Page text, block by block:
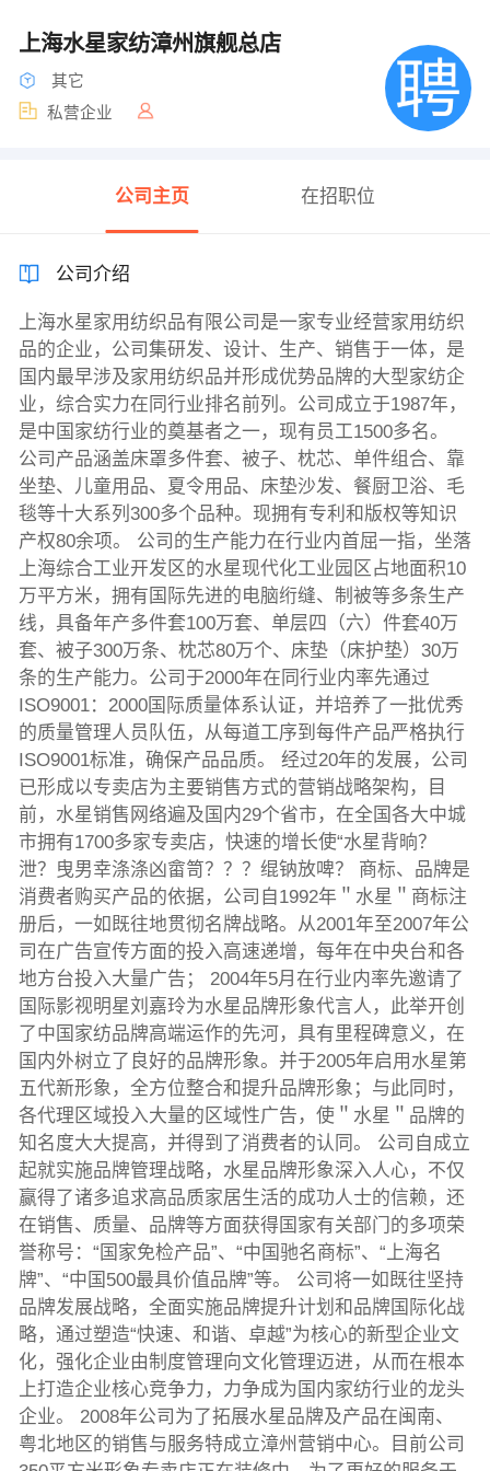
上海水星家纺漳州旗舰总店
其它
私营企业
公司主页 在招职位
公司介绍
上海水星家用纺织品有限公司是一家专业经营家用纺织
品的企业，公司集研发、设计、生产、销售于一体，是
国内最早涉及家用纺织品并形成优势品牌的大型家纺企
业，综合实力在同行业排名前列。公司成立于1987年，
是中国家纺行业的奠基者之一，现有员工1500多名。
公司产品涵盖床罩多件套、被子、枕芯、单件组合、靠
坐垫、儿童用品、夏令用品、床垫沙发、餐厨卫浴、毛
毯等十大系列300多个品种。现拥有专利和版权等知识
产权80余项。 公司的生产能力在行业内首屈一指，坐落
上海综合工业开发区的水星现代化工业园区占地面积10
万平方米，拥有国际先进的电脑绗缝、制被等多条生产
线，具备年产多件套100万套、单层四（六）件套40万
套、被子300万条、枕芯80万个、床垫（床护垫）30万
条的生产能力。公司于2000年在同行业内率先通过
ISO9001：2000国际质量体系认证，并培养了一批优秀
的质量管理人员队伍，从每道工序到每件产品严格执行
ISO9001标准，确保产品品质。 经过20年的发展，公司
已形成以专卖店为主要销售方式的营销战略架构，目
前，水星销售网络遍及国内29个省市，在全国各大中城
市拥有1700多家专卖店，快速的增长使“水星背晌？
泄？曳男幸涤涤凶畲笥？？？绲钠放啤？ 商标、品牌是
消费者购买产品的依据，公司自1992年＂水星＂商标注
册后，一如既往地贯彻名牌战略。从2001年至2007年公
司在广告宣传方面的投入高速递增，每年在中央台和各
地方台投入大量广告； 2004年5月在行业内率先邀请了
国际影视明星刘嘉玲为水星品牌形象代言人，此举开创
了中国家纺品牌高端运作的先河，具有里程碑意义，在
国内外树立了良好的品牌形象。并于2005年启用水星第
五代新形象，全方位整合和提升品牌形象；与此同时，
各代理区域投入大量的区域性广告，使＂水星＂品牌的
知名度大大提高，并得到了消费者的认同。 公司自成立
起就实施品牌管理战略，水星品牌形象深入人心，不仅
赢得了诸多追求高品质家居生活的成功人士的信赖，还
在销售、质量、品牌等方面获得国家有关部门的多项荣
誉称号：“国家免检产品”、“中国驰名商标”、“上海名
牌”、“中国500最具价值品牌”等。 公司将一如既往坚持
品牌发展战略，全面实施品牌提升计划和品牌国际化战
略，通过塑造“快速、和谐、卓越”为核心的新型企业文
化，强化企业由制度管理向文化管理迈进，从而在根本
上打造企业核心竞争力，力争成为国内家纺行业的龙头
企业。 2008年公司为了拓展水星品牌及产品在闽南、
粤北地区的销售与服务特成立漳州营销中心。目前公司